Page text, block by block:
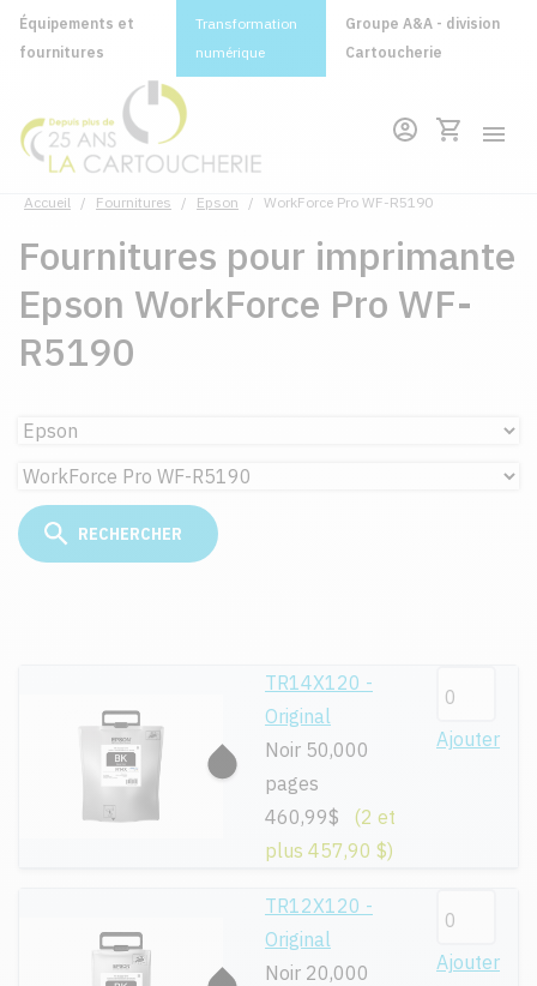
Équipements et
fournitures
Transformation
numérique
Groupe A&A - division
Cartoucherie
Accueil / Fournitures / Epson / WorkForce Pro WF-R5190
Fournitures pour imprimante
Epson WorkForce Pro WF-
R5190
TR14X120 -
Original
Noir 50,000
pages
460,99$
(2 et
plus 457,90 $)
Ajouter
TR12X120 -
Original
Noir 20,000
Ajouter